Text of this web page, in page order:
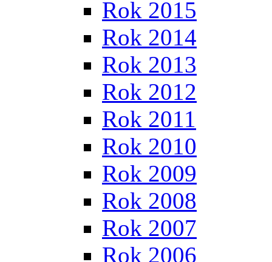
Rok 2015
Rok 2014
Rok 2013
Rok 2012
Rok 2011
Rok 2010
Rok 2009
Rok 2008
Rok 2007
Rok 2006